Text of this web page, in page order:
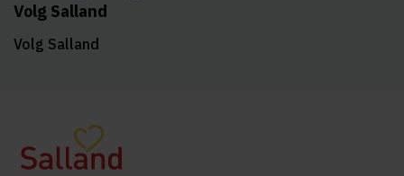
Volg Salland
Volg Salland